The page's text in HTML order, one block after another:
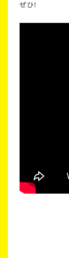
ぜひ！